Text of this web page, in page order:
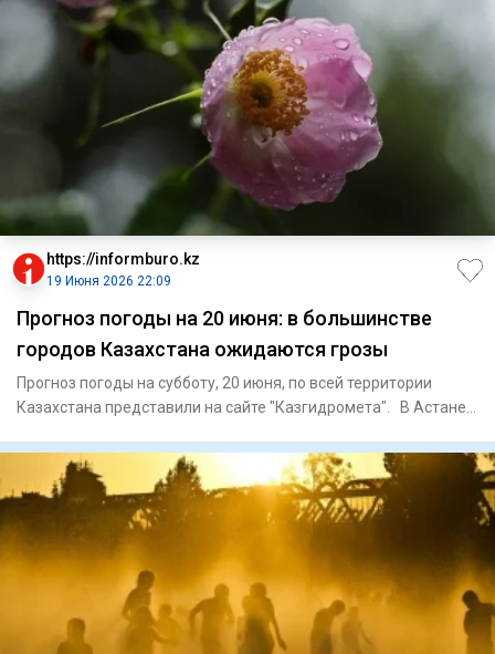
https://informburo.kz
19 Июня 2026 22:09
Прогноз погоды на 20 июня: в большинстве
городов Казахстана ожидаются грозы
Прогноз погоды на субботу, 20 июня, по всей территории
Казахстана представили на сайте "Казгидромета". В Астане